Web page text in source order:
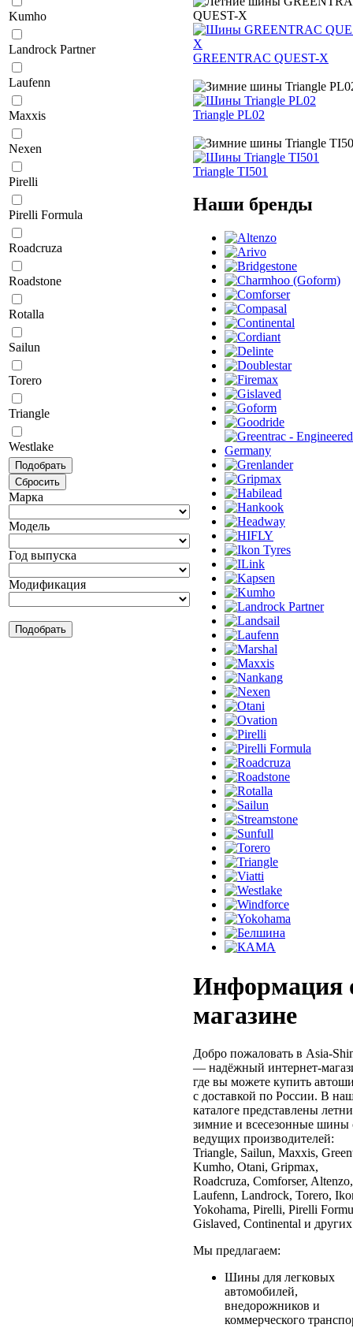
Kumho
Landrock Partner
Laufenn
Maxxis
Nexen
Pirelli
Pirelli Formula
Roadcruza
Roadstone
Rotalla
Sailun
Torero
Triangle
Westlake
Марка
Модель
Год выпуска
Модификация
GREENTRAC QUEST-X
Triangle PL02
Triangle TI501
Наши бренды
Информация
магазине
Добро пожаловать в Asia-
— надёжный интернет-
где вы можете купить
с доставкой по России. В
каталоге представлены
зимние и всесезонные шины
ведущих производителей:
Triangle, Sailun, Maxxis,
Kumho, Otani, Gripmax,
Roadcruza, Comforser, Altenzo,
Laufenn, Landrock, Torero,
Yokohama, Pirelli, Pirelli
Gislaved, Continental и
Мы предлагаем:
Шины для легковых
автомобилей,
внедорожников и
коммерческого